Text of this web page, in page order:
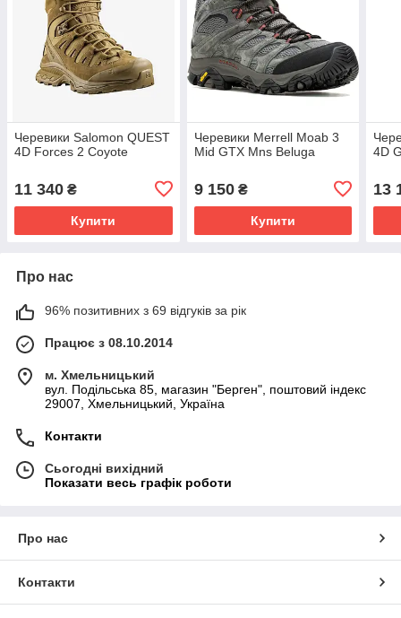
Черевики Salomon QUEST
4D Forces 2 Coyote
11 340 ₴
Купити
Черевики Merrell Moab 3
Mid GTX Mns Beluga
9 150₴
Купити
4D
13
Про нас
96% позитивних з 69 відгуків за рік
Працює з 08.10.2014
м. Хмельницький
вул. Подільська 85, магазин "Берген", поштовий індекс
29007, Хмельницький, Україна
Контакти
Сьогодні вихідний
Показати весь графік роботи
Про нас
Контакти